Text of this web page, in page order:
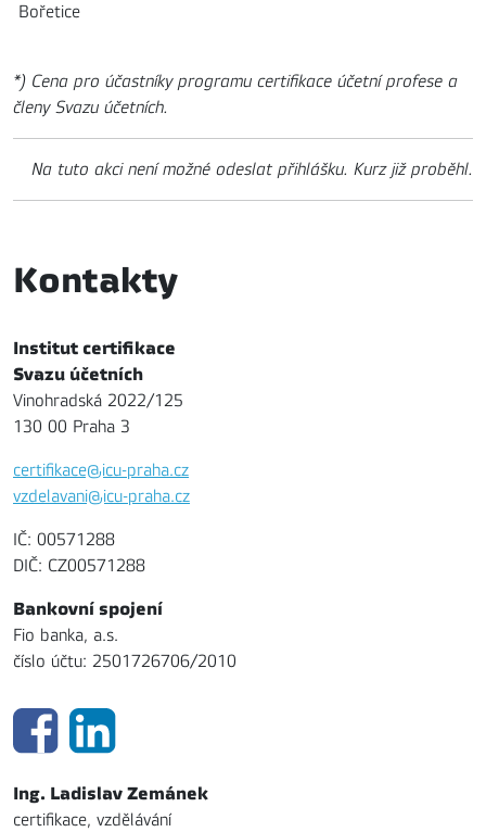
Bořetice
*) Cena pro účastníky programu certifikace účetní profese a
členy Svazu účetních.
Na tuto akci není možné odeslat přihlášku. Kurz již proběhl.
Kontakty
Institut certifikace
Svazu účetních
Vinohradská 2022/125
130 00 Praha 3
certifikace@icu-praha.cz
vzdelavani@icu-praha.cz
IČ: 00571288
DIČ: CZ00571288
Bankovní spojení
Fio banka, a.s.
číslo účtu: 2501726706/2010
Ing. Ladislav Zemánek
certifikace, vzdělávání